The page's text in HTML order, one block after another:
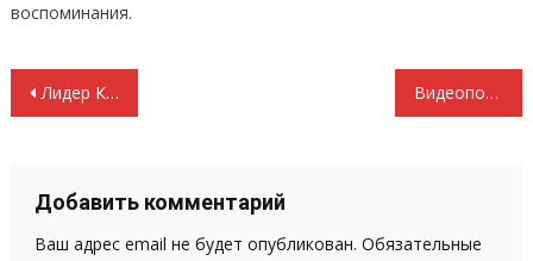
воспоминания.
Навигация
записям
Лидер КПРФ поздравил МФК КПРФ с победой в Кубке Лиги по футзалу Видеопоздравление с Новым 2026 годом Председателя ЦК КПРФ Г.А. Зюганова, подготовленное телеканалом «Красная линия»
Добавить комментарий
Ваш адрес email не будет опубликован. Обязательные